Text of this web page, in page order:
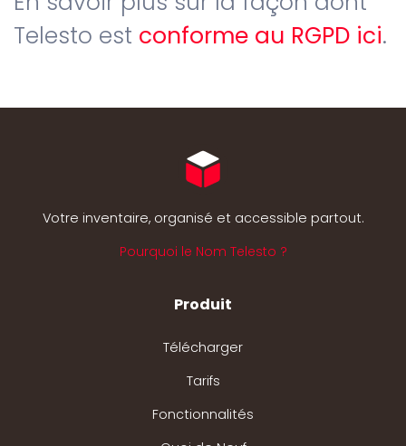
Telesto est conforme au RGPD ici.
Votre inventaire, organisé et accessible partout.
Pourquoi le Nom Telesto ?
Produit
Télécharger
Tarifs
Fonctionnalités